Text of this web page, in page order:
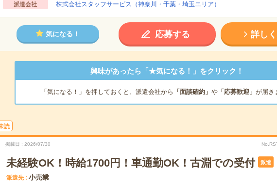
派遣会社 株式会社スタッフサービス（神奈川・千葉・埼玉エリア）
気になる！ 応募する 詳し
興味があったら「★気になる！」をクリック！
「気になる！」を押しておくと、派遣会社から 「面談確約」 や「応募歓迎」 が届き
読
掲載日 2026/07/30
未経験OK！時給1700円！車通勤OK！古淵での受付 派遣
派遣先 小売業